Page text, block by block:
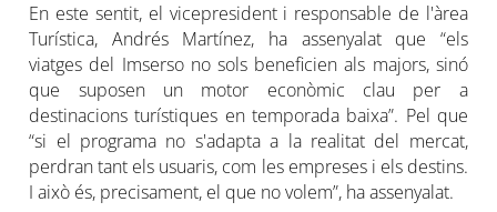
En este sentit, el vicepresident i responsable de l'àrea
Turística, Andrés Martínez, ha assenyalat que “els
viatges del Imserso no sols beneficien als majors, sinó
que suposen un motor econòmic clau per a
destinacions turístiques en temporada baixa”. Pel que
“si el programa no s'adapta a la realitat del mercat,
perdran tant els usuaris, com les empreses i els destins.
I això és, precisament, el que no volem”, ha assenyalat.